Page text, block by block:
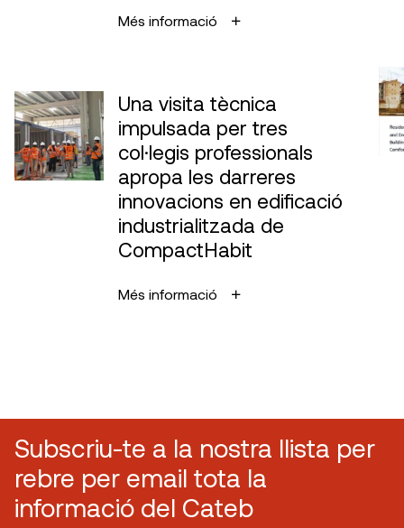
Més informació
Una visita tècnica
impulsada per tres
col·legis professionals
apropa les darreres
innovacions en edificació
industrialitzada de
CompactHabit
Més informació
Subscriu-te a la nostra llista per
rebre per email tota la
informació del Cateb